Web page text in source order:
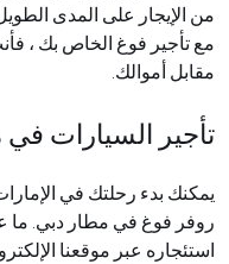
من الإيجار على المدى
مع تأجير فوغ الخاص بك ،
مقابل أموالك.
تأجير السيارات
يمكنك بدء رحلتك في
روفر فوغ في مطار دبي. ما
استئجاره عبر موقعنا